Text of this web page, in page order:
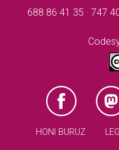
688 86 41 35 · 747
HONI BURUZ